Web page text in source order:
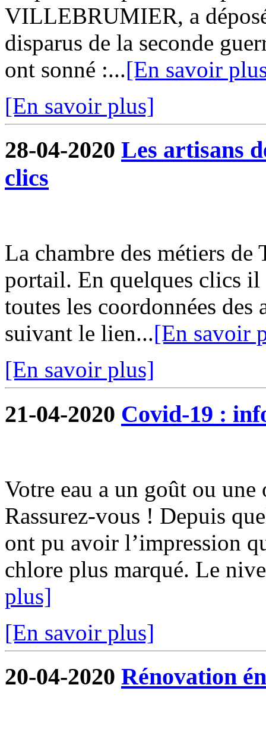
VILLEBRUMIER, a
disparus de la seconde
ont sonné :...[En savoir
[En savoir plus]
28-04-2020 Les artisans
clics
La chambre des métiers de
portail. En quelques clics il
toutes les coordonnées des
suivant le lien...[En savoir
[En savoir plus]
21-04-2020 Covid-19 :
Votre eau a un goût ou
Rassurez-vous ! Depuis
ont pu avoir l’impression
chlore plus marqué. Le
plus]
[En savoir plus]
20-04-2020 Rénovation